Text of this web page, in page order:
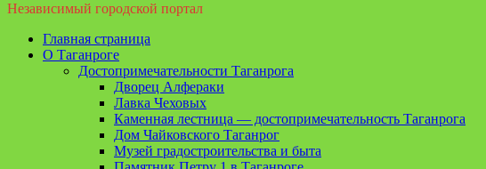
Независимый городской портал
Основное
меню
Главная страница
О Таганроге
Достопримечательности Таганрога
Дворец Алфераки
Лавка Чеховых
Каменная лестница — достопримечательность Таганрога
Дом Чайковского Таганрог
Музей градостроительства и быта